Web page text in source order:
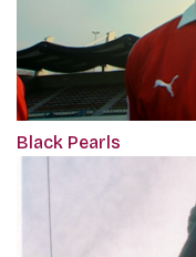
Black Pearls